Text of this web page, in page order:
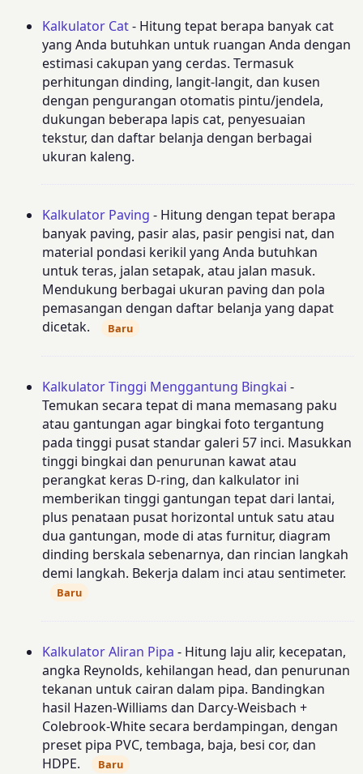
Kalkulator Cat- Hitung tepat berapa banyak cat
yang Anda butuhkan untuk ruangan Anda dengan
estimasi cakupan yang cerdas. Termasuk
perhitungan dinding, langit-langit, dan kusen
dengan pengurangan otomatis pintu/jendela,
dukungan beberapa lapis cat, penyesuaian
tekstur, dan daftar belanja dengan berbagai
ukuran kaleng.
Kalkulator Paving - Hitung dengan tepat berapa
banyak paving, pasir alas, pasir pengisi nat, dan
material pondasi kerikil yang Anda butuhkan
untuk teras, jalan setapak, atau jalan masuk.
Mendukung berbagai ukuran paving dan pola
pemasangan dengan daftar belanja yang dapat
dicetak.
Baru
Kalkulator Tinggi Menggantung Bingkai -
Temukan secara tepat di mana memasang paku
atau gantungan agar bingkai foto tergantung
pada tinggi pusat standar galeri 57 inci. Masukkan
tinggi bingkai dan penurunan kawat atau
perangkat keras D-ring, dan kalkulator ini
memberikan tinggi gantungan tepat dari lantai,
plus penataan pusat horizontal untuk satu atau
dua gantungan, mode di atas furnitur, diagram
dinding berskala sebenarnya, dan rincian langkah
demi langkah. Bekerja dalam inci atau sentimeter.
Baru
Kalkulator Aliran Pipa - Hitung laju alir, kecepatan,
angka Reynolds, kehilangan head, dan penurunan
tekanan untuk cairan dalam pipa. Bandingkan
hasil Hazen-Williams dan Darcy-Weisbach +
Colebrook-White secara berdampingan, dengan
preset pipa PVC, tembaga, baja, besi cor, dan
HDPE.
Baru